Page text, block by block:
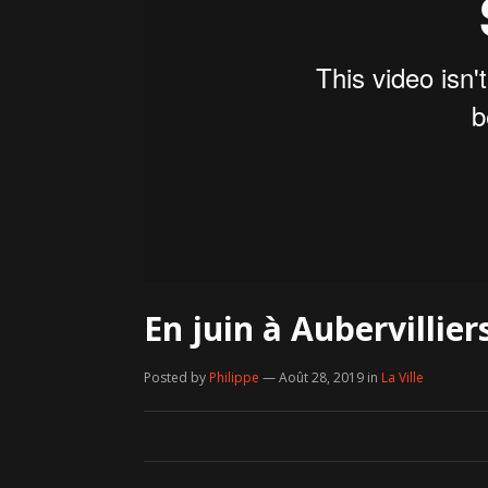
En juin à
Posted by Philippe — Août 28, 2019 in La Ville